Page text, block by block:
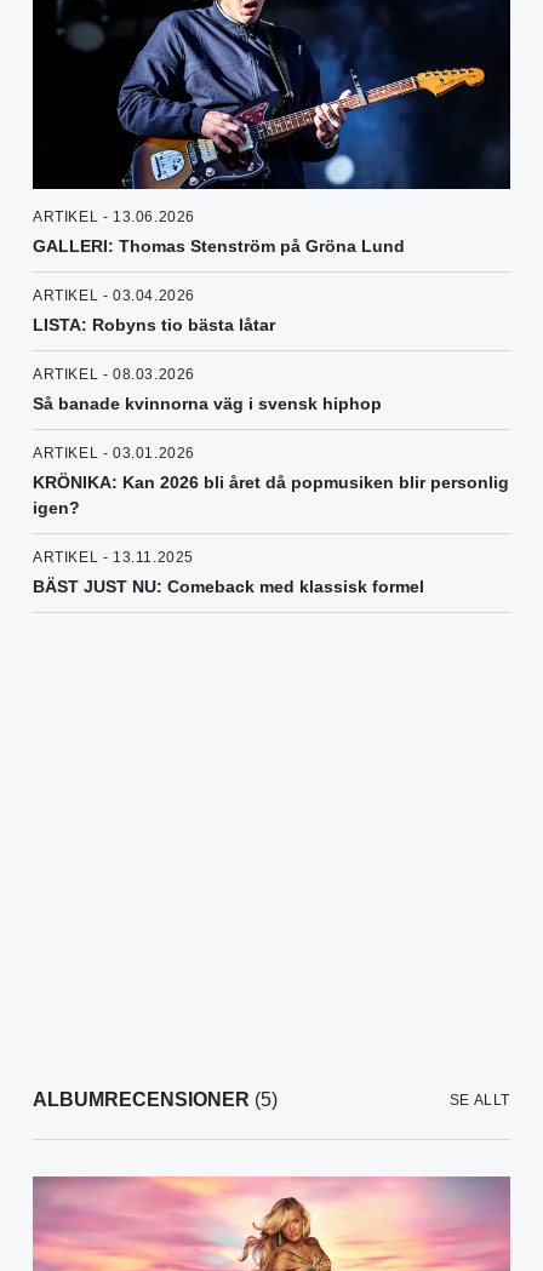
ARTIKEL - 13.06.2026
GALLERI: Thomas Stenström på Gröna Lund
ARTIKEL - 03.04.2026
LISTA: Robyns tio bästa låtar
ARTIKEL - 08.03.2026
Så banade kvinnorna väg i svensk hiphop
ARTIKEL - 03.01.2026
KRÖNIKA: Kan 2026 bli året då popmusiken blir personlig
igen?
ARTIKEL - 13.11.2025
BÄST JUST NU: Comeback med klassisk formel
ALBUMRECENSIONER (5) SE ALLT